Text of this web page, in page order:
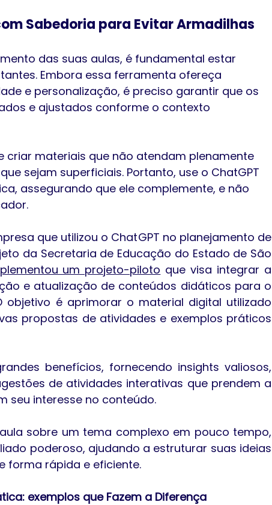
Sabedoria para Evitar Armadilhas
das suas aulas, é fundamental estar
Embora essa ferramenta ofereça
e personalização, é preciso garantir que os
e ajustados conforme o contexto
criar materiais que não atendam plenamente
sejam superficiais. Portanto, use o ChatGPT
assegurando que ele complemente, e não
que utilizou o ChatGPT no planejamento de
da Secretaria de Educação do Estado de São
um projeto-piloto que visa integrar a
e atualização de conteúdos didáticos para o
objetivo é aprimorar o material digital utilizado
propostas de atividades e exemplos práticos
benefícios, fornecendo insights valiosos,
de atividades interativas que prendem a
seu interesse no conteúdo.
sobre um tema complexo em pouco tempo,
poderoso, ajudando a estruturar suas ideias
forma rápida e eficiente.
exemplos que Fazem a Diferença